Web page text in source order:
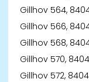
Gillhov 564,
Gillhov 566,
Gillhov 568,
Gillhov 570,
Gillhov 572,